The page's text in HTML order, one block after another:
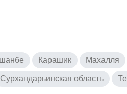
Карашик Махалля
Сурхандарьинская область